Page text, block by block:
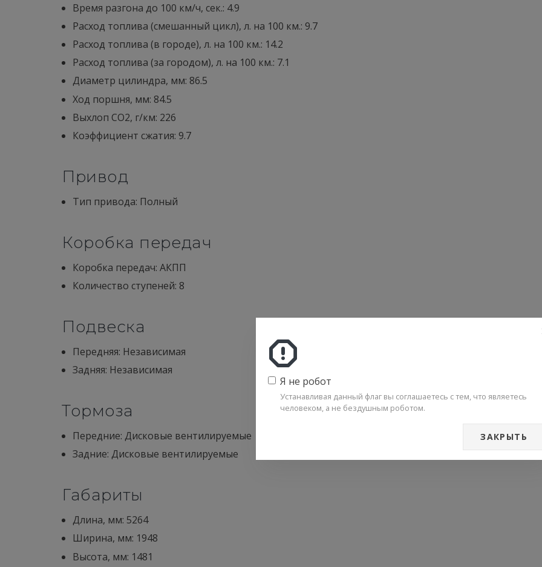
Время разгона до 100 км/ч, сек.: 4.9
Расход топлива (смешанный цикл), л. на 100 км.: 9.7
Расход топлива (в городе), л. на 100 км.: 14.2
Расход топлива (за городом), л. на 100 км.: 7.1
Диaметр цилиндра, мм: 86.5
Ход поршня, мм: 84.5
Выхлоп CO2, г/км: 226
Коэффициент сжатия: 9.7
Привод
Тип привода: Полный
Коробка передач
Коробка передач: АКПП
Количество ступеней: 8
Подвеска
Передняя: Независимая
Задняя: Независимая
Тормоза
Передние: Дисковые вентилируемые
Задние: Дисковые вентилируемые
Габариты
Длина, мм: 5264
Ширина, мм: 1948
Высота, мм: 1481
Я не робот
Устанавливая данный флаг вы соглашаетесь с тем, что являетесь
человеком, а не бездушным роботом.
ЗАКРЫТЬ